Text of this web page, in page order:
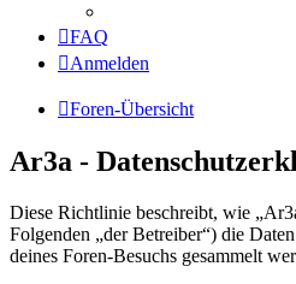
FAQ
Anmelden
Foren-Übersicht
Ar3a -
Diese Richtlinie beschreibt, wie
Folgenden „der Betreiber“) die
deines Foren-Besuchs gesammelt